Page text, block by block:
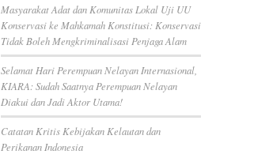
Masyarakat Adat dan Komunitas Lokal Uji UU
Konservasi ke Mahkamah Konstitusi: Konservasi
Tidak Boleh Mengkriminalisasi Penjaga Alam
Selamat Hari Perempuan Nelayan Internasional,
KIARA: Sudah Saatnya Perempuan Nelayan
Diakui dan Jadi Aktor Utama!
Catatan Kritis Kebijakan Kelautan dan
Perikanan Indonesia